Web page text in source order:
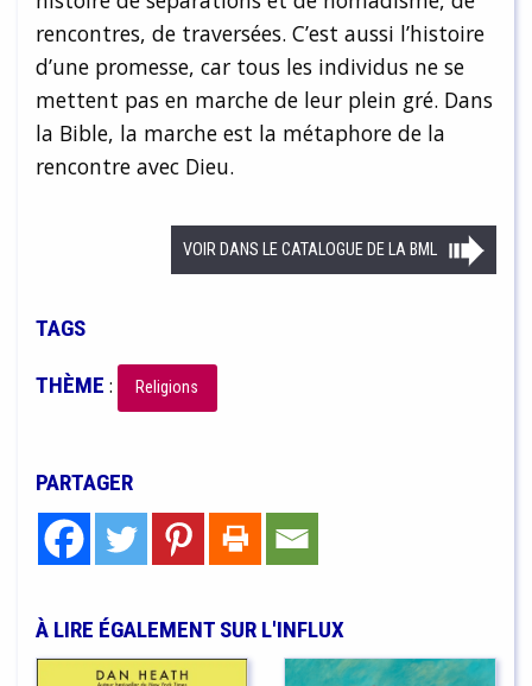
rencontres, de traversées. C’est aussi l’histoire
d’une promesse, car tous les individus ne se
mettent pas en marche de leur plein gré. Dans
la Bible, la marche est la métaphore de la
rencontre avec Dieu.
VOIR DANS LE CATALOGUE DE LA BML
TAGS
THÈME : Religions
PARTAGER
À LIRE ÉGALEMENT SUR L'INFLUX